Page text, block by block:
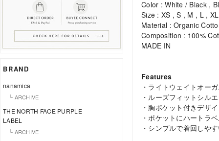
BRAND
nanamica
└ ARCHIVE
THE NORTH FACE PURPLE
LABEL
└ ARCHIVE
Color : White / Black ,
Size : XS , S , M , L , XL
Material : Organic
Composition : 100%
MADE IN
Features
・ライトウェイトオー
・ルーズフィットシル
・胸ポケット付きデザ
・ポケットにハートラ
・シンプルで着回しや